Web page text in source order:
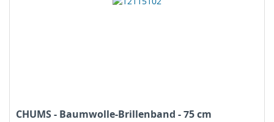
CHUMS - Baumwolle-Brillenband - 75 cm